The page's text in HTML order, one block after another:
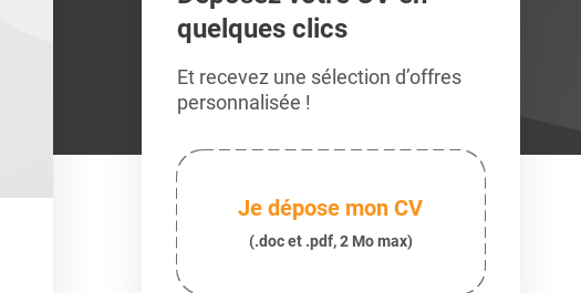
quelques clics
Et recevez une sélection d’offres
personnalisée !
Je dépose mon CV
(.doc et .pdf, 2 Mo max)